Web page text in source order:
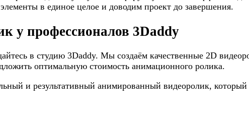
в единое целое и доводим проект до завершения.
у профессионалов 3Daddy
в студию 3Daddy. Мы создаём качественные 2D
оптимальную стоимость анимационного ролика.
и результативный анимированный видеоролик, который